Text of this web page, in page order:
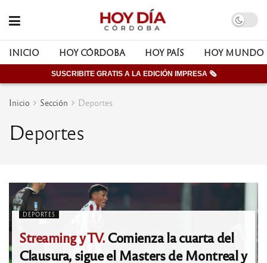
INICIO HOY CÓRDOBA HOY PAÍS HOY MUNDO
SUSCRIBITE GRATIS A LA EDICIÓN IMPRESA 🗞
Inicio Sección Deportes
Deportes
DEPORTES
Streaming y TV.Comienza la cuarta del
Clausura, sigue el Masters de Montreal y